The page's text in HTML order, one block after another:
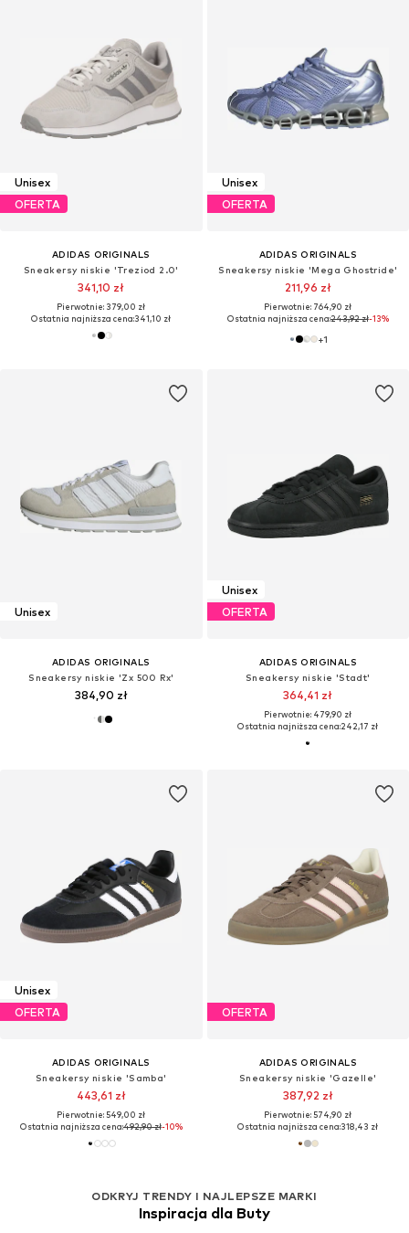
Unisex
OFERTA
ADIDAS ORIGINALS
Sneakersy niskie 'Treziod 2.0'
341,10 zł
Pierwotnie: 379,00 zł
Ostatnia najniższa cena:341,10 zł
Unisex
OFERTA
ADIDAS ORIGINALS
Sneakersy niskie 'Mega Ghostride'
211,96 zł
Pierwotnie: 764,90 zł
Ostatnia najniższa cena:243,92 zł-13%
+1
Unisex
ADIDAS ORIGINALS
Sneakersy niskie 'Zx 500 Rx'
384,90 zł
Unisex
OFERTA
ADIDAS ORIGINALS
Sneakersy niskie 'Stadt'
364,41 zł
Pierwotnie: 479,90 zł
Ostatnia najniższa cena:242,17 zł
Unisex
OFERTA
ADIDAS ORIGINALS
Sneakersy niskie 'Samba'
443,61 zł
Pierwotnie: 549,00 zł
Ostatnia najniższa cena:492,90 zł-10%
OFERTA
ADIDAS ORIGINALS
Sneakersy niskie 'Gazelle'
387,92 zł
Pierwotnie: 574,90 zł
Ostatnia najniższa cena:318,43 zł
ODKRYJ TRENDY I NAJLEPSZE MARKI
Inspiracja dla Buty